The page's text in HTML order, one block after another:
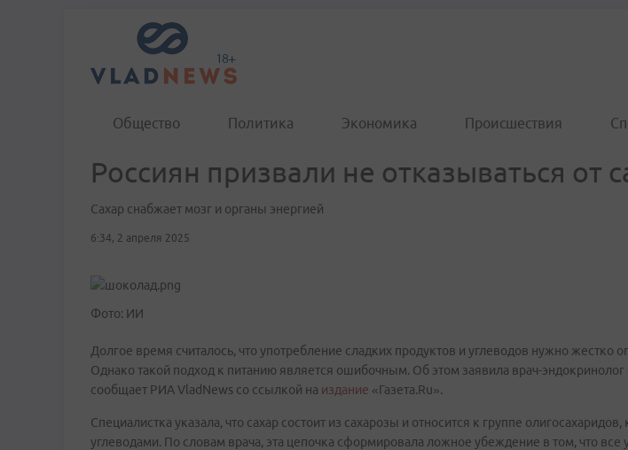
Общество Политика Экономика Происшествия
Россиян призвали не отказываться от
Сахар снабжает мозг и органы энергией
6:34, 2 апреля 2025
Фото: ИИ
Долгое время считалось, что употребление сладких продуктов и углеводов нужно жестко
Однако такой подход к питанию является ошибочным. Об этом заявила врач-
сообщает РИА VladNews со ссылкой на издание «Газета.Ru».
Специалистка указала, что сахар состоит из сахарозы и относится к группе
углеводами. По словам врача, эта цепочка сформировала ложное убеждение в том, что все